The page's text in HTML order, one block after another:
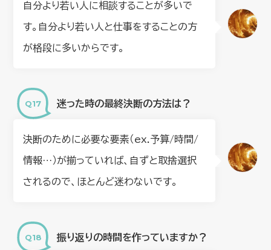
自分より若い人に相談することが多いで
す。自分より若い人と仕事をすることの方
が格段に多いからです。
迷った時の最終決断の方法は？
決断のために必要な要素（ex.予算/時間/
情報…）が揃っていれば、自ずと取捨選択
されるので、ほとんど迷わないです。
振り返りの時間を作っていますか？